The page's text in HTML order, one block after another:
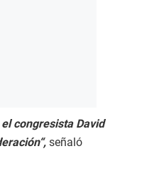
congresista David
señaló